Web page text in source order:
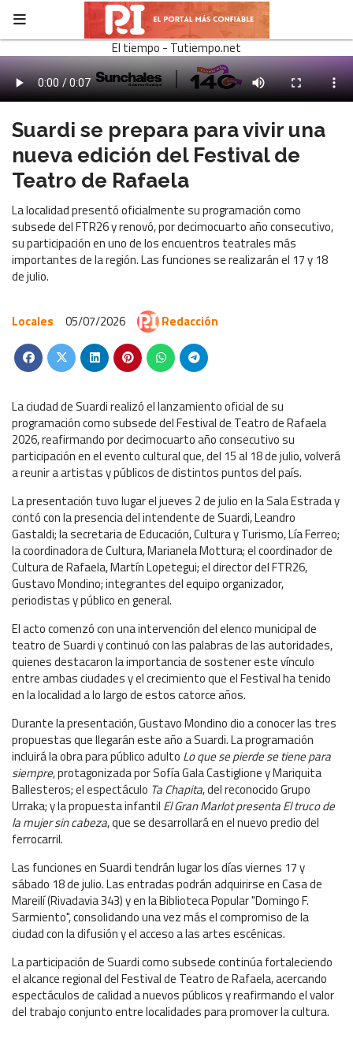
El tiempo - Tutiempo.net
Suardi se prepara para vivir una
nueva edición del Festival de
Teatro de Rafaela
La localidad presentó oficialmente su programación como
subsede del FTR26 y renovó, por decimocuarto año consecutivo,
su participación en uno de los encuentros teatrales más
importantes de la región. Las funciones se realizarán el 17 y 18
de julio.
Locales 05/07/2026 Redacción
La ciudad de Suardi realizó el lanzamiento oficial de su
programación como subsede del Festival de Teatro de Rafaela
2026, reafirmando por decimocuarto año consecutivo su
participación en el evento cultural que, del 15 al 18 de julio, volverá
a reunir a artistas y públicos de distintos puntos del país.
La presentación tuvo lugar el jueves 2 de julio en la Sala Estrada y
contó con la presencia del intendente de Suardi, Leandro
Gastaldi; la secretaria de Educación, Cultura y Turismo, Lía Ferreo;
la coordinadora de Cultura, Marianela Mottura; el coordinador de
Cultura de Rafaela, Martín Lopetegui; el director del FTR26,
Gustavo Mondino; integrantes del equipo organizador,
periodistas y público en general.
El acto comenzó con una intervención del elenco municipal de
teatro de Suardi y continuó con las palabras de las autoridades,
quienes destacaron la importancia de sostener este vínculo
entre ambas ciudades y el crecimiento que el Festival ha tenido
en la localidad a lo largo de estos catorce años.
Durante la presentación, Gustavo Mondino dio a conocer las tres
propuestas que llegarán este año a Suardi. La programación
incluirá la obra para público adulto Lo que se pierde se tiene para
siempre, protagonizada por Sofía Gala Castiglione y Mariquita
Ballesteros; el espectáculo Ta Chapita, del reconocido Grupo
Urraka; y la propuesta infantil El Gran Marlot presenta El truco de
la mujer sin cabeza, que se desarrollará en el nuevo predio del
ferrocarril.
Las funciones en Suardi tendrán lugar los días viernes 17 y
sábado 18 de julio. Las entradas podrán adquirirse en Casa de
Mareilí (Rivadavia 343) y en la Biblioteca Popular "Domingo F.
Sarmiento", consolidando una vez más el compromiso de la
ciudad con la difusión y el acceso a las artes escénicas.
La participación de Suardi como subsede continúa fortaleciendo
el alcance regional del Festival de Teatro de Rafaela, acercando
espectáculos de calidad a nuevos públicos y reafirmando el valor
del trabajo conjunto entre localidades para promover la cultura.